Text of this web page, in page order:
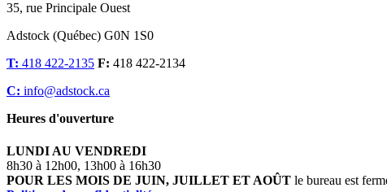
35, rue Principale Ouest
Adstock (Québec) G0N 1S0
T: 418 422-2135 F: 418 422-2134
C: info@adstock.ca
Heures d'ouverture
LUNDI AU VENDREDI
8h30 à 12h00, 13h00 à 16h30
POUR LES MOIS DE JUIN, JUILLET ET AOÛT le bureau est